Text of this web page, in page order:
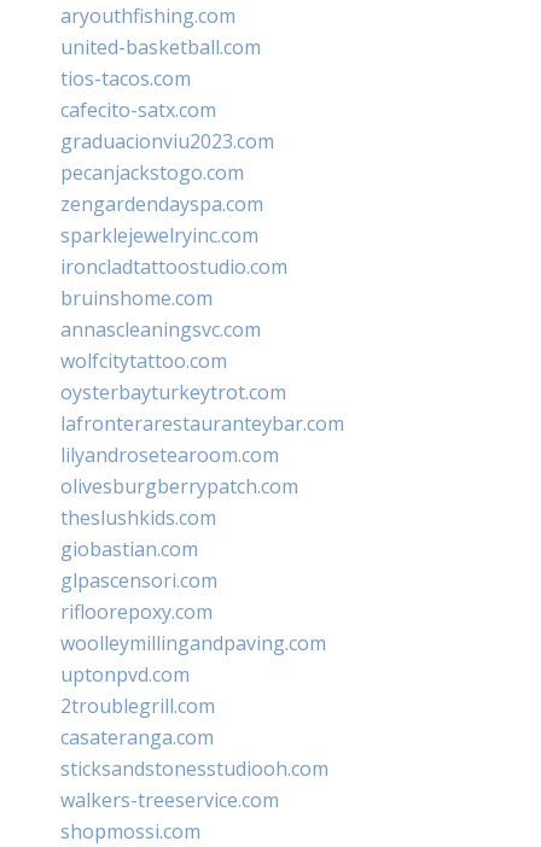
aryouthfishing.com
united-basketball.com
tios-tacos.com
cafecito-satx.com
graduacionviu2023.com
pecanjackstogo.com
zengardendayspa.com
sparklejewelryinc.com
ironcladtattoostudio.com
bruinshome.com
annascleaningsvc.com
wolfcitytattoo.com
oysterbayturkeytrot.com
lafronterarestauranteybar.com
lilyandrosetearoom.com
olivesburgberrypatch.com
theslushkids.com
giobastian.com
glpascensori.com
rifloorepoxy.com
woolleymillingandpaving.com
uptonpvd.com
2troublegrill.com
casateranga.com
sticksandstonesstudiooh.com
walkers-treeservice.com
shopmossi.com